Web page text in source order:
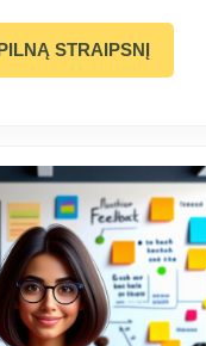
STRAIPSNĮ
PILNĄ